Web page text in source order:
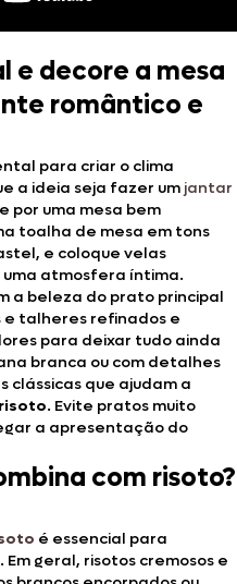
e decore a mesa
romântico e
para criar o clima
a ideia seja fazer um jantar
por uma mesa bem
toalha de mesa em tons
e coloque velas
atmosfera íntima.
a beleza do prato principal
e talheres refinados e
para deixar tudo ainda
branca ou com detalhes
clássicas que ajudam a
risoto. Evite pratos muito
a apresentação do
com risoto?
é essencial para
geral, risotos cremosos e